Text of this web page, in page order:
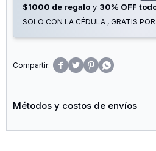
$1000 de regalo y 30% OFF
SOLO CON LA CÉDULA , GRATIS POR
   
Métodos y costos de envíos